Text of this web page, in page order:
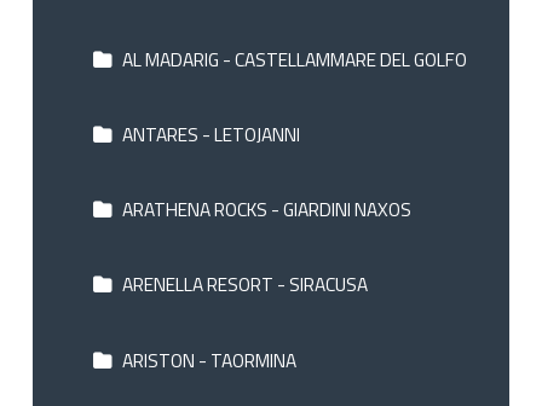
AL MADARIG - CASTELLAMMARE DEL GOLFO
ANTARES - LETOJANNI
ARATHENA ROCKS - GIARDINI NAXOS
ARENELLA RESORT - SIRACUSA
ARISTON - TAORMINA